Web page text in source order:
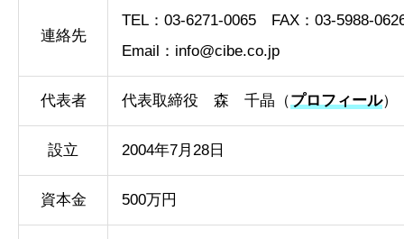
連絡先
TEL：03-6271-0065 FAX：03-5988-
Email： info@cibe.co.jp
代表者 代表取締役 森 千晶（プロフィール）
設立 2004年7月28日
資本金 500万円